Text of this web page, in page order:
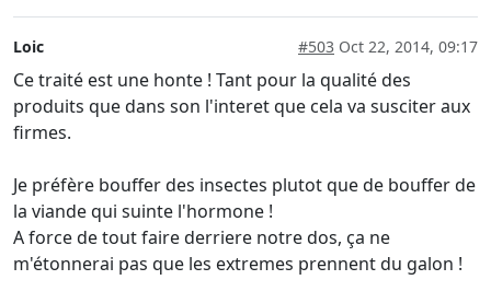
Loic #503 Oct 22, 2014, 09:17
Ce traité est une honte ! Tant pour la qualité des
produits que dans son l'interet que cela va susciter aux
firmes.
Je préfère bouffer des insectes plutot que de bouffer de
la viande qui suinte l'hormone !
A force de tout faire derriere notre dos, ça ne
m'étonnerai pas que les extremes prennent du galon !